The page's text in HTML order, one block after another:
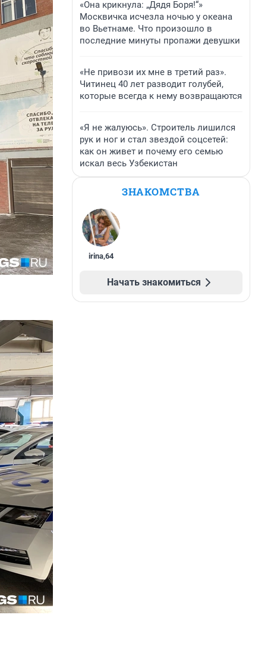
«Она крикнула: „Дядя Боря!“»
Москвичка исчезла ночью у океана
во Вьетнаме. Что произошло в
последние минуты пропажи девушки
«Не привози их мне в третий раз».
Читинец 40 лет разводит голубей,
которые всегда к нему возвращаются
«Я не жалуюсь». Строитель лишился
рук и ног и стал звездой соцсетей:
как он живет и почему его семью
искал весь Узбекистан
ЗНАКОМСТВА
irina,64
Начать знакомиться